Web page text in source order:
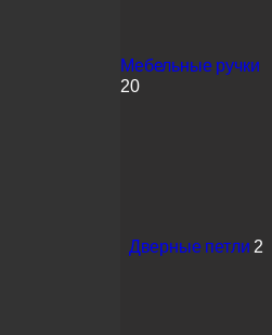
Мебельные ручки
20
Дверные петли 2